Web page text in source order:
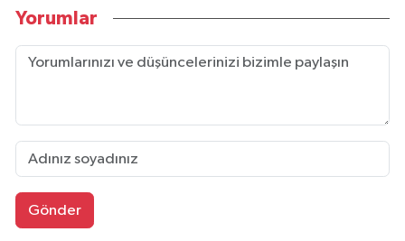
Yorumlar
Gönder